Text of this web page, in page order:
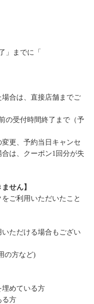
」までに「
場合は、直接店舗までご
の受付時間終了まで（予
更、予約当日キャンセ
は、クーポン1回分が失
せん】
ご利用いただいたこと
ただける場合もござい
の方など)
埋めている方
る方